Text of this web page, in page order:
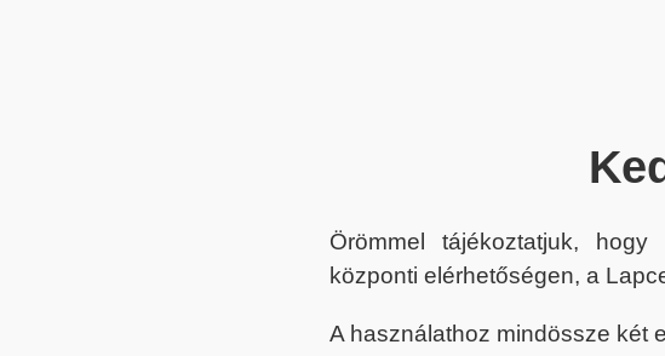
Örömmel tájékoztatjuk,
központi elérhetőségen, a
A használathoz mindössze két